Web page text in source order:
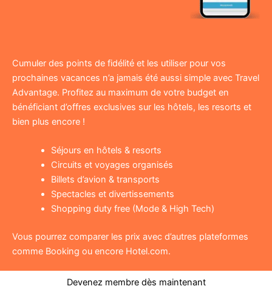
Cumuler des points de fidélité et les utiliser pour vos
prochaines vacances n’a jamais été aussi simple avec Travel
Advantage. Profitez au maximum de votre budget en
bénéficiant d’offres exclusives sur les hôtels, les resorts et
bien plus encore !
Séjours en hôtels & resorts
Circuits et voyages organisés
Billets d’avion & transports
Spectacles et divertissements
Shopping duty free (Mode & High Tech)
Vous pourrez comparer les prix avec d’autres plateformes
comme Booking ou encore Hotel.com.
Devenez membre dès maintenant